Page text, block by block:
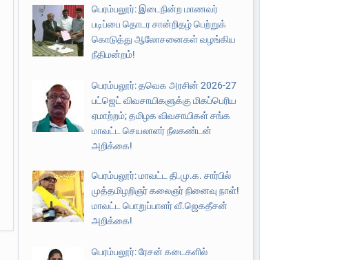
பெரம்பலூர்: இடைநின்ற மாணவர்
படிப்பை தொடர சான்றிதழ் பெற்றுக்
கொடுத்து ஆலோசனைகள் வழங்கிய
நீதிமன்றம்!
பெரம்பலூர்: தவெக அரசின் 2026-27
பட்ஜெட் விவசாயிகளுக்கு மிகப்பெரிய
ஏமாற்றம்; தமிழக விவசாயிகள் சங்க
மாவட்ட செயலாளர் நீலகண்டன்
அறிக்கை!
பெரம்பலூர்: மாவட்ட தி.மு.க. சார்பில்
முத்தமிழறிஞர் கலைஞர் நினைவு நாள்!
மாவட்ட பொறுப்பாளர் வீ.ஜெகதீசன்
அறிக்கை!
பெரம்பலூர்: ரேசன் கடைகளில்